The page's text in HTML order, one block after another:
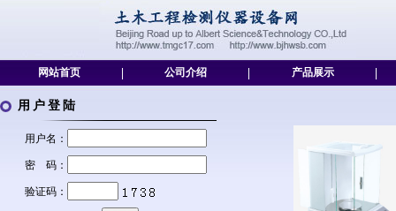
网站首页 公司介绍 产品展示
用户登陆
用户名：
密 码：
验证码：